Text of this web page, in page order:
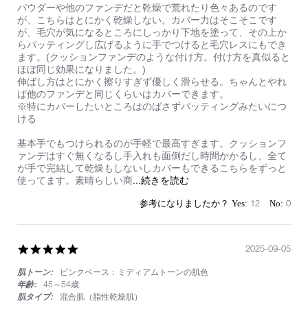
Review
by
on
9
Sep
2025
review
stating
乾
燥
知
ら
ず、
カ
バ
ー
も
き
る、
一
生
い
パウダーや他のファンデだと乾燥で荒れたり色々あるのです
が、こちらはとにかく乾燥しない。カバー力はそこそこです
が、毛穴が気になるところにしっかり下地を塗って、その上か
らパッティングし広げるように手でつけると毛穴レスにもでき
ます。(クッションファンデのような付け方。付け方を真似ると
ほぼ同じ効果になりました。)
伸ばし方はとにかく擦りすぎず優しく滑らせる。ちゃんとやれ
ば他のファンデと同じくらいはカバーできます。
※特にカバーしたいところはのばさずパッティングみたいにつ
ける
基本手でもつけられるのが手軽で最高すぎます。クッションフ
ァンデはすぐ無くなるし手入れも面倒だし時間かかるし、全て
が手で完結して乾燥もしないしカバーもできるこちらをずっと
使ってます。素晴らしい商...続きを読むRead
about
stating
ら
12 0
rating
肌トーン:
ピンクベース：ミディアムトーンの肌色
年齢:
45～54歳
肌タイプ:
混合肌（脂性乾燥肌）
2025-09-05